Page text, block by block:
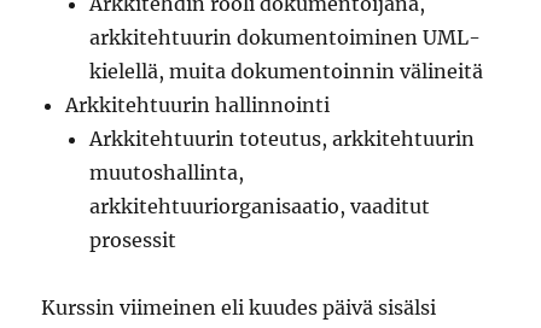
arkkitehtuurin dokumentoiminen UML-
kielellä, muita dokumentoinnin välineitä
Arkkitehtuurin hallinnointi
Arkkitehtuurin toteutus, arkkitehtuurin
muutoshallinta,
arkkitehtuuriorganisaatio, vaaditut
prosessit
Kurssin viimeinen eli kuudes päivä sisälsi